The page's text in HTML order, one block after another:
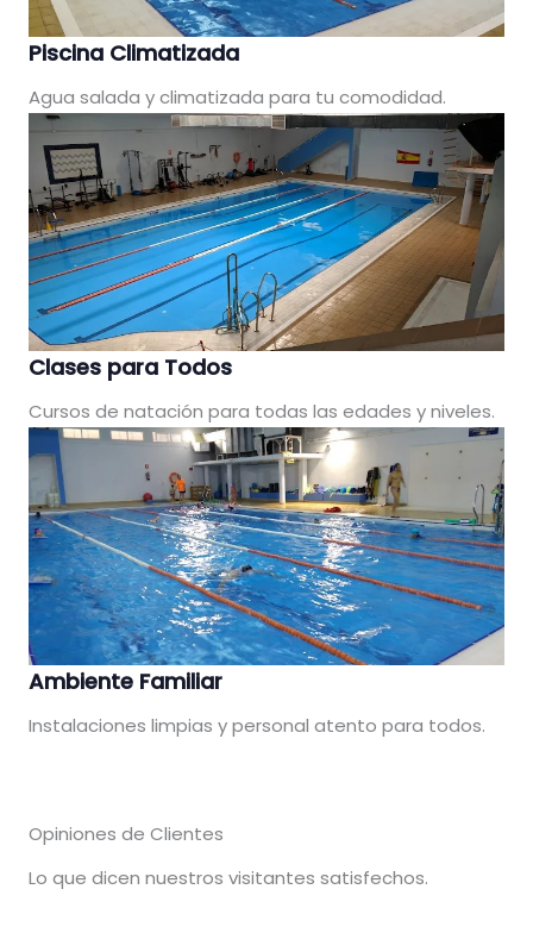
Piscina Climatizada
Agua salada y climatizada para tu comodidad.
Clases para Todos
Cursos de natación para todas las edades y niveles.
Ambiente Familiar
Instalaciones limpias y personal atento para todos.
Opiniones de Clientes
Lo que dicen nuestros visitantes satisfechos.